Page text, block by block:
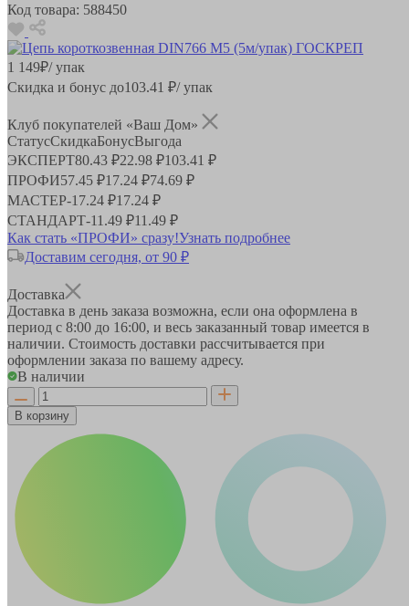
Код товара: 588450
1 149₽/ упак
Скидка и бонус до103.41 ₽/ упак
Клуб покупателей «Ваш Дом»
СтатусСкидкаБонусВыгода
ЭКСПЕРТ80.43 ₽22.98 ₽103.41 ₽
ПРОФИ57.45 ₽17.24 ₽74.69 ₽
МАСТЕР-17.24 ₽17.24 ₽
СТАНДАРТ-11.49 ₽11.49 ₽
Как стать «ПРОФИ» сразу!Узнать подробнее
Доставим сегодня, от 90 ₽
Доставка
Доставка в день заказа возможна, если она оформлена в
период с 8:00 до 16:00, и весь заказанный товар имеется в
наличии. Стоимость доставки рассчитывается при
оформлении заказа по вашему адресу.
В наличии
В корзину